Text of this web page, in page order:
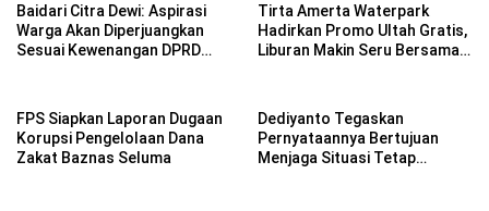
Baidari Citra Dewi: Aspirasi
Warga Akan Diperjuangkan
Sesuai Kewenangan DPRD
Tirta Amerta Waterpark
Hadirkan Promo Ultah Gratis,
Liburan Makin Seru Bersama
FPS Siapkan Laporan Dugaan
Korupsi Pengelolaan Dana
Zakat Baznas Seluma
Dediyanto Tegaskan
Pernyataannya Bertujuan
Menjaga Situasi Tetap